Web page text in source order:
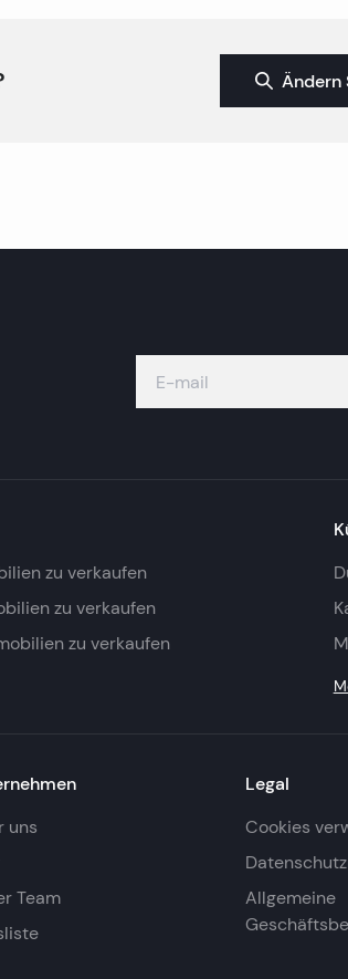
Ändern
zu verkaufen
zu verkaufen
zu verkaufen
uns
Team
Legal
Cookies
Allgemeine